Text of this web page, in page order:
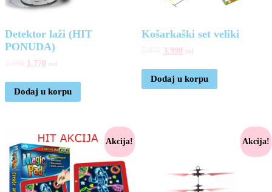
Detektor laži (HIT
PONUDA)
1.770 rsd
Dodaj u korpu
Košarkaški set veliki
3.990 rsd
Dodaj u korpu
Akcija! Akcija!